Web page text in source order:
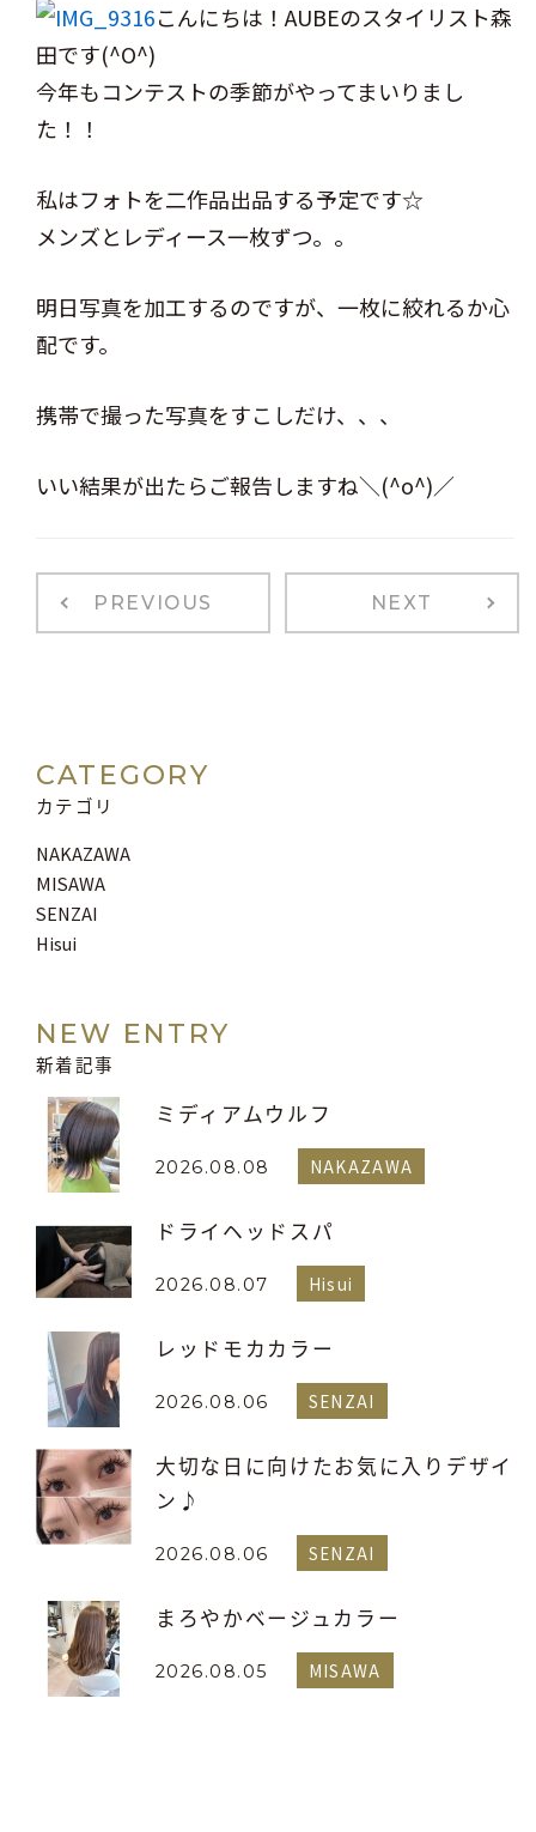
こんにちは！AUBEのスタイリスト森
田です(^O^)
今年もコンテストの季節がやってまいりまし
た！！
私はフォトを二作品出品する予定です☆
メンズとレディース一枚ずつ。。
明日写真を加工するのですが、一枚に絞れるか心
配です。
携帯で撮った写真をすこしだけ、、、
いい結果が出たらご報告しますね＼(^o^)／
PREVIOUS NEXT
CATEGORY
カテゴリ
NAKAZAWA
MISAWA
SENZAI
Hisui
NEW ENTRY
新着記事
ミディアムウルフ
2026.08.08 NAKAZAWA
ドライヘッドスパ
2026.08.07 Hisui
レッドモカカラー
2026.08.06 SENZAI
大切な日に向けたお気に入りデザイ
ン♪
2026.08.06 SENZAI
まろやかベージュカラー
2026.08.05 MISAWA